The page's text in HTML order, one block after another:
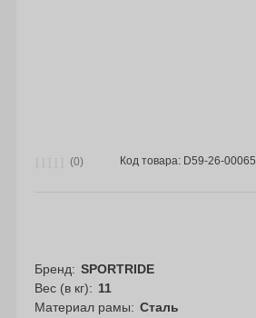
(0) Код товара: D59-26-00065
Бренд
SPORTRIDE
Вес (в кг)
11
Материал рамы
Сталь